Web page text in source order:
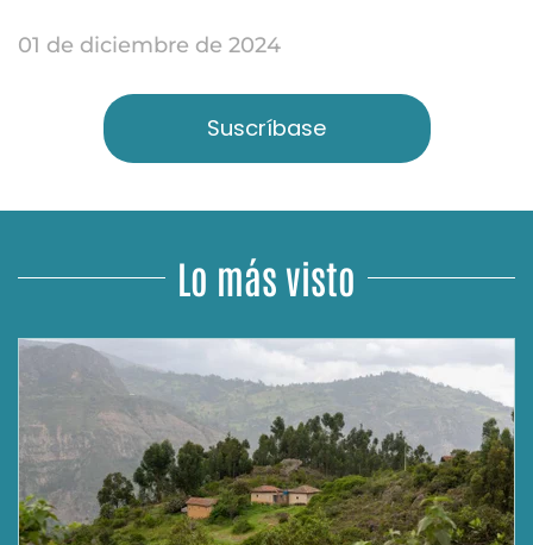
01 de diciembre de 2024
Suscríbase
Lo más visto